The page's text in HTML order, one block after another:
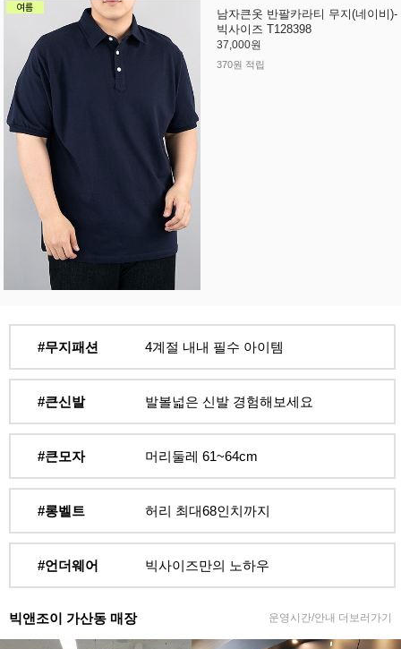
남자큰옷 반팔카라티 무지(네이비)-
빅사이즈 T128398
37,000원
370원 적립
#무지패션 4계절 내내 필수 아이템
#큰신발 발볼넓은 신발 경험해보세요
#큰모자 머리둘레 61~64cm
#롱벨트 허리 최대68인치까지
#언더웨어 빅사이즈만의 노하우
빅앤조이 가산동 매장 운영시간/안내 더보러가기